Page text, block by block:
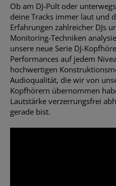
Ob am DJ-Pult oder
deine Tracks immer laut und
Erfahrungen zahlreicher DJs
Monitoring-Techniken
unsere neue Serie DJ-
Performances auf jedem
hochwertigen
Audioqualität, die wir von
Kopfhörern übernommen
Lautstärke verzerrungsfrei
gerade bist.